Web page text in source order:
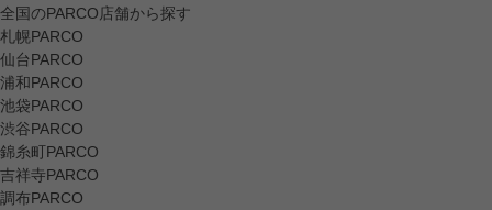
全国のPARCO店舗から探す
札幌PARCO
仙台PARCO
浦和PARCO
池袋PARCO
渋谷PARCO
錦糸町PARCO
吉祥寺PARCO
調布PARCO